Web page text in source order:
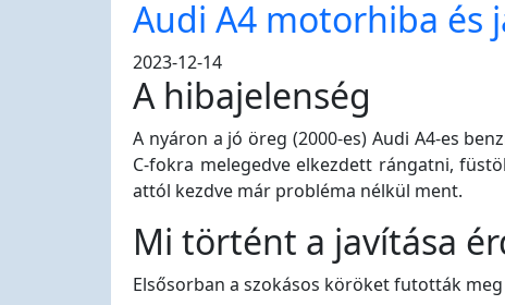
Audi A4 motorhiba és
2023-12-14
A hibajelenség
A nyáron a jó öreg (2000-es) Audi A4-es
C-fokra melegedve elkezdett rángatni,
attól kezdve már probléma nélkül ment.
Mi történt a javítása
Elsősorban a szokásos köröket futották